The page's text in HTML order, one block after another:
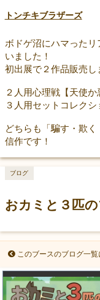
トンチキブラザーズ
ボドゲ沼にハマった
いました！
初出展で２作品販売し
２人用心理戦【天使か
３人用セットコレクシ
どちらも「騙す・欺
信作です！
おカミと３匹
ブログ
このブースのブログ一覧